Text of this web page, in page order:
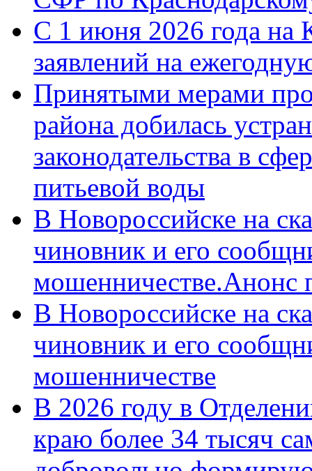
С 1 июня 2026 года на
заявлений на
Принятыми мерами
района добилась
законодательства в
питьевой воды
В Новороссийске на
чиновник и его
мошенничестве.Анонс
В Новороссийске на
чиновник и его
мошенничестве
В 2026 году в
краю более 34 тысяч